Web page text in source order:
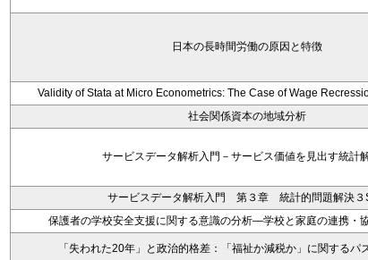
日本の長時間労働の原因と特徴
Validity of Stata at Micro Econometrics: The Case of Wage
社会関係資本の地域分析
サービスデータ解析入門－サービス価値を見出す統計
サービスデータ解析入門 第３章 統計的問題解決３
保護者の学校安全支援に関する意識の分析―学校と家庭の連携・
「失われた20年」と政治的格差：「福祉か減税か」に関するパ